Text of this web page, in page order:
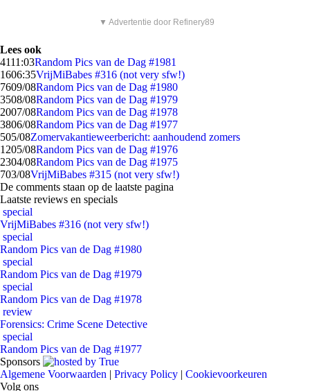
▼ Advertentie door Refinery89
Lees ook
4111:03Random Pics van de Dag #1981
1606:35VrijMiBabes #316 (not very sfw!)
7609/08Random Pics van de Dag #1980
3508/08Random Pics van de Dag #1979
2007/08Random Pics van de Dag #1978
3806/08Random Pics van de Dag #1977
505/08Zomervakantieweerbericht: aanhoudend zomers
1205/08Random Pics van de Dag #1976
2304/08Random Pics van de Dag #1975
703/08VrijMiBabes #315 (not very sfw!)
De comments staan op de laatste pagina
Laatste reviews en specials
special
VrijMiBabes #316 (not very sfw!)
special
Random Pics van de Dag #1980
special
Random Pics van de Dag #1979
special
Random Pics van de Dag #1978
review
Forensics: Crime Scene Detective
special
Random Pics van de Dag #1977
Sponsors
Algemene Voorwaarden | Privacy Policy | Cookievoorkeuren
Volg ons